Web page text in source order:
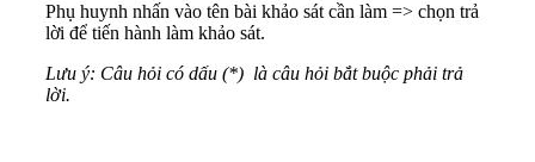
Phụ huynh nhấn vào tên bài khảo sát cần làm => chọn trả
lời để tiến hành làm khảo sát.
Lưu ý: Câu hỏi có dấu (*) là câu hỏi bắt buộc phải trả
lời.